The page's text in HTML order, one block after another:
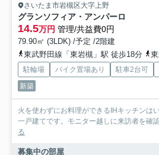
さいたま市岩槻区大字上野
グランソフィア・アンパーロ
14.5万円 管理/共益費0円
79.90㎡ (3LDK) /予定 /2階建
東武野田線「東岩槻」駅 徒歩18分
東
駐輪場 バイク置場あり 駐車2台可
新築
火を使わずにお料理ができるIHキッチンは
一戸建てです。モニター越しに来訪者を確
る
募集中の部屋